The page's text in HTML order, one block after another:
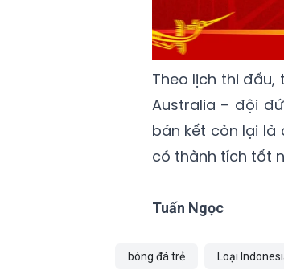
Theo lịch thi đấu,
Australia – đội
bán kết còn lại là
có thành tích tốt
Tuấn Ngọc
bóng đá trẻ Loại